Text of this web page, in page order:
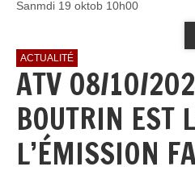
Sanmdi 19 oktob 10h00
ACTUALITÉ
ATV 08/10/
BOUTRIN EST
L’ÉMISSION